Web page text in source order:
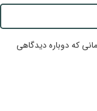
که دوباره دیدگاهی